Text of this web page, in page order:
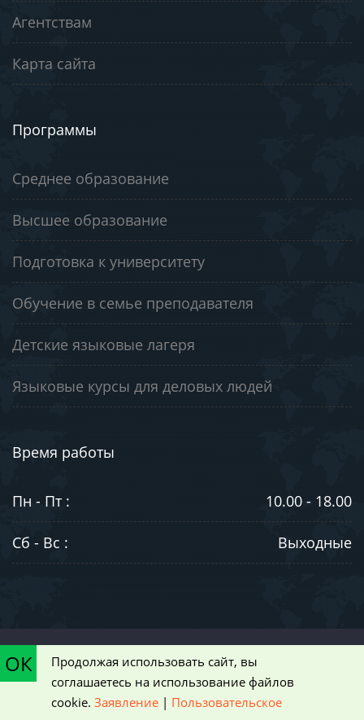
Агентствам
Карта сайта
Программы
Среднее образование
Высшее образование
Подготовка к университету
Обучение в семье преподавателя
Детские языковые лагеря
Языковые курсы для деловых людей
Время работы
Пн - Пт : 10.00 - 18.00
Сб - Вс : Выходные
ознакомительный характер и не является публичной офертой,
определяемой положениями статьи 437 Гражданского кодекса РФ
|
Пользовательское соглашение
ОК
Продолжая использовать сайт, вы
соглашаетесь на использование файлов
cookie. Заявление | Пользовательское